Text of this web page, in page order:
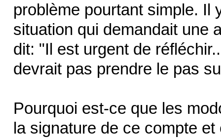
problème pourtant simple. Il
situation qui demandait une
dit: "Il est urgent de
devrait pas prendre le pas
Pourquoi est-ce que les
la signature de ce compte et